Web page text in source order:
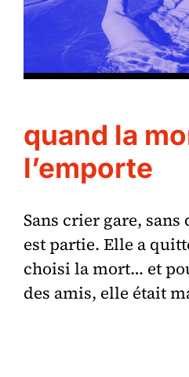
quand la
l’emporte
Sans crier gare,
est partie. Elle a
choisi la mort… et
des amis, elle était